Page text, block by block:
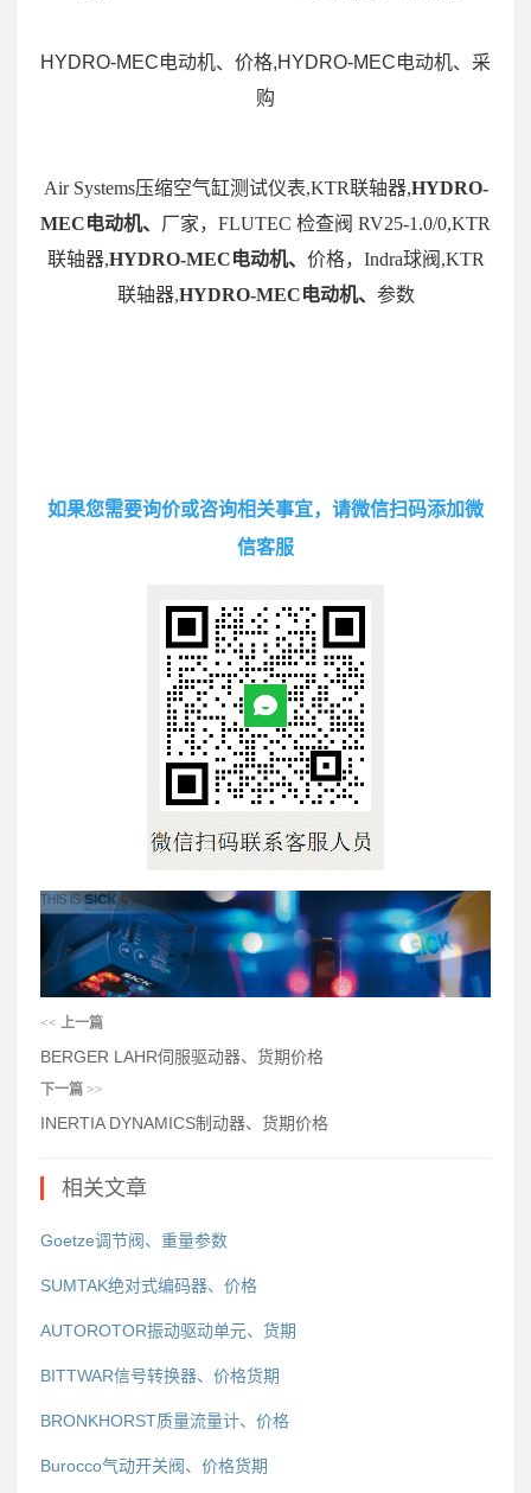
HYDRO-MEC电动机、价格,HYDRO-MEC电动机、采
购
Air Systems压缩空气缸测试仪表,KTR联轴器,HYDRO-
MEC电动机、 厂家，FLUTEC 检查阀 RV25-1.0/0,KTR
联轴器,HYDRO-MEC电动机、 价格，Indra球阀,KTR
联轴器,HYDRO-MEC电动机、 参数
如果您需要询价或咨询相关事宜，请微信扫码添加微
信客服
<< 上一篇
BERGER LAHR伺服驱动器、货期价格
下一篇 >>
INERTIA DYNAMICS制动器、货期价格
相关文章
Goetze调节阀、重量参数
SUMTAK绝对式编码器、价格
AUTOROTOR振动驱动单元、货期
BITTWAR信号转换器、价格货期
BRONKHORST质量流量计、价格
Burocco气动开关阀、价格货期